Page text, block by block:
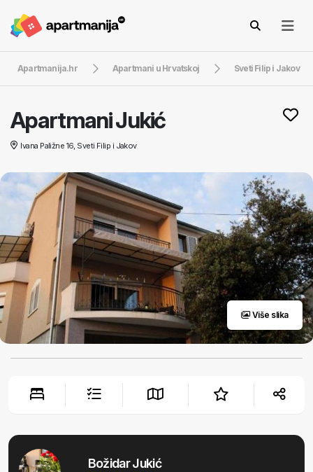
Apartmanija.hr Apartmani u Hrvatskoj Sveti Filip i Jakov
Apartmani Jukić
Ivana Paližne 16, Sveti Filip i Jakov
Više slika
Božidar Jukić